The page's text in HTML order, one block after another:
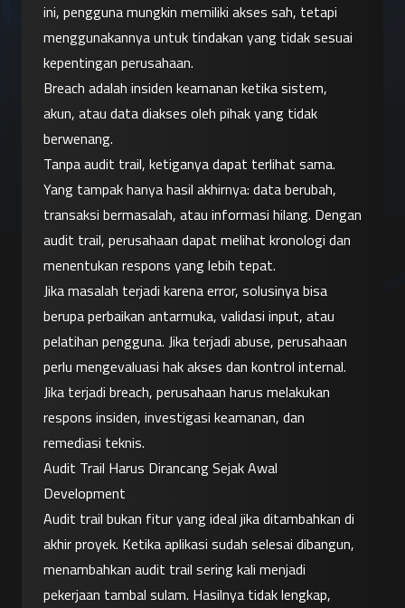
ini, pengguna mungkin memiliki akses sah, tetapi
menggunakannya untuk tindakan yang tidak sesuai
kepentingan perusahaan.
Breach adalah insiden keamanan ketika sistem,
akun, atau data diakses oleh pihak yang tidak
berwenang.
Tanpa audit trail, ketiganya dapat terlihat sama.
Yang tampak hanya hasil akhirnya: data berubah,
transaksi bermasalah, atau informasi hilang. Dengan
audit trail, perusahaan dapat melihat kronologi dan
menentukan respons yang lebih tepat.
Jika masalah terjadi karena error, solusinya bisa
berupa perbaikan antarmuka, validasi input, atau
pelatihan pengguna. Jika terjadi abuse, perusahaan
perlu mengevaluasi hak akses dan kontrol internal.
Jika terjadi breach, perusahaan harus melakukan
respons insiden, investigasi keamanan, dan
remediasi teknis.
Audit Trail Harus Dirancang Sejak Awal
Development
Audit trail bukan fitur yang ideal jika ditambahkan di
akhir proyek. Ketika aplikasi sudah selesai dibangun,
menambahkan audit trail sering kali menjadi
pekerjaan tambal sulam. Hasilnya tidak lengkap,